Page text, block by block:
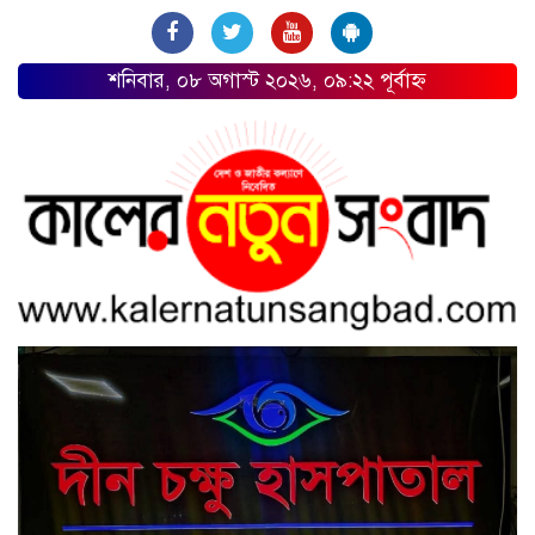
শনিবার, ০৮ অগাস্ট ২০২৬, ০৯:২২ পূর্বাহ্ন